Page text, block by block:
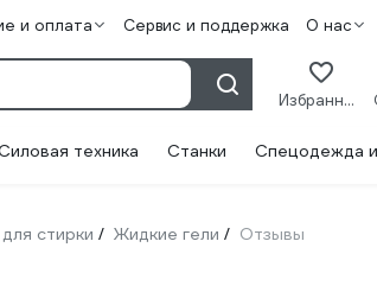
и оплата Сервис и поддержка О нас
Избранное
техника Станки Спецодежда
стирки / Жидкие гели / Отзывы